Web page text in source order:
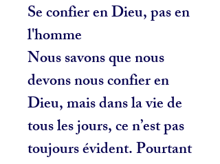
Se confier en Dieu, pas en
l'homme
Nous savons que nous
devons nous confier en
Dieu, mais dans la vie de
tous les jours, ce n’est pas
toujours évident. Pourtant